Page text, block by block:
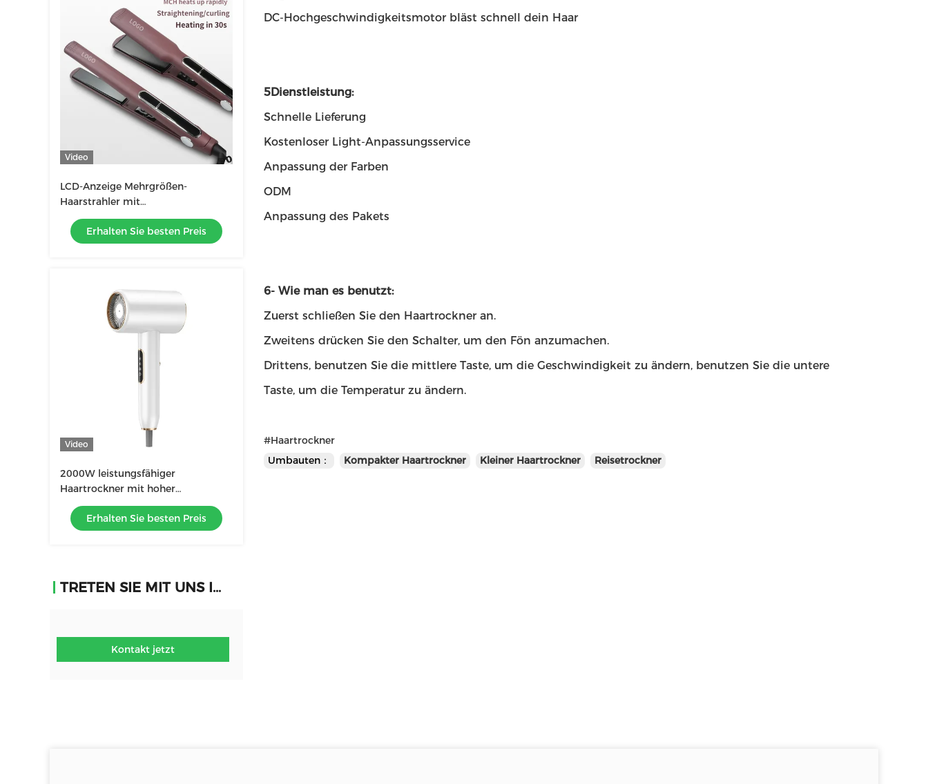
Video
LCD-Anzeige Mehrgrößen-
Haarstrahler mit
Berührungstechnik und MCH-
Heiztechnologie
Erhalten Sie besten Preis
Video
2000W leistungsfähiger
Haartrockner mit hoher
Geschwindigkeit mit LCD-
Flüssigkristall-Display mit Negativ-
Ionen-Anzeige
Erhalten Sie besten Preis
TRETEN SIE MIT UNS IN VERBINDUNG
Kontakt jetzt
DC-Hochgeschwindigkeitsmotor bläst schnell dein Haar
5Dienstleistung:
Schnelle Lieferung
Kostenloser Light-Anpassungsservice
Anpassung der Farben
ODM
Anpassung des Pakets
6- Wie man es benutzt:
Zuerst schließen Sie den Haartrockner an.
Zweitens drücken Sie den Schalter, um den Fön anzumachen.
Drittens, benutzen Sie die mittlere Taste, um die Geschwindigkeit zu ändern, benutzen Sie die untere
Taste, um die Temperatur zu ändern.
#Haartrockner
Umbauten：
Kompakter Haartrockner Kleiner Haartrockner Reisetrockner